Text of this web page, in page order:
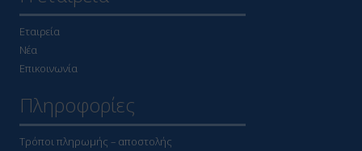
Εταιρεία
Νέα
Επικοινωνία
Πληροφορίες
Τρόποι πληρωμής – αποστολής